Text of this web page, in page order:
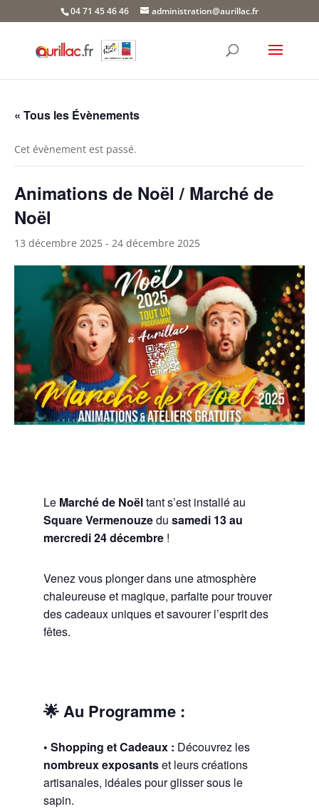
04 71 45 46 46 administration@aurillac.fr
« Tous les Évènements
Cet évènement est passé.
Animations de Noël / Marché de
Noël
13 décembre 2025 - 24 décembre 2025
Le Marché de Noëltant s’est installé au
Square Vermenouzedu samedi 13 au
mercredi 24 décembre!
Venez vous plonger dans une atmosphère
chaleureuse et magique, parfaite pour trouver
des cadeaux uniques et savourer l’esprit des
fêtes.
🌟 Au Programme :
• Shopping et Cadeaux : Découvrez les
nombreux exposantset leurs créations
artisanales, idéales pour glisser sous le
sapin.